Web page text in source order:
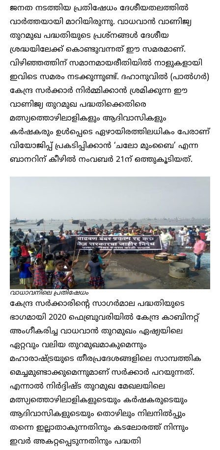
ജനത നടത്തിയ പ്രതിഷേധം ദേശീയതലത്തിൽ
വാർത്തയായി മാറിയിരുന്നു. വാധവാൻ വാണിജ്യ
തുറമുഖ പദ്ധതിയുടെ പ്രശ്നങ്ങൾ ദേശീയ
ശ്രദ്ധയിലേക്ക് കൊണ്ടുവന്നത് ഈ സമരമാണ്.
വിഴിഞ്ഞത്തിന് സമാനമായരീതിയിൽ നാളുകളായി
ഇവിടെ സമരം നടക്കുന്നുണ്ട്. ദഹാനുവിൽ (പാൽഗർ)
കേന്ദ്ര സർക്കാർ നിർമ്മിക്കാൻ ശ്രമിക്കുന്ന ഈ
വാണിജ്യ തുറമുഖ പദ്ധതിക്കെതിരെ
മത്സ്യത്തൊഴിലാളികളും ആദിവാസികളും
കർഷകരും ഉൾപ്പെടെ ഏഴായിരത്തിലധികം പേരാണ്
വിയോജിപ്പ് പ്രകടിപ്പിക്കാൻ ‘ചലോ മുംബൈ’ എന്ന
ബാനറിന് കീഴിൽ നംവബർ 21ന് ഒത്തുകൂടിയത്.
വാധാവനിലെ പ്രതിഷേധം
കേന്ദ്ര സർക്കാരിന്റെ സാഗർമാല പദ്ധതിയുടെ
ഭാഗമായി 2020 ഫെബ്രുവരിയിൽ കേന്ദ്ര കാബിനറ്റ്
അംഗീകരിച്ച വാധവാൻ തുറമുഖം ഏഷ്യയിലെ
ഏറ്റവും വലിയ തുറമുഖമാകുമെന്നും
മഹാരാഷ്ട്രയുടെ തീരപ്രദേശങ്ങളിലെ സാമ്പത്തിക
മെച്ചമുണ്ടാക്കുമെന്നുമാണ് സർക്കാർ പറയുന്നത്.
എന്നാൽ നിർദ്ദിഷ്ട തുറമുഖ മേഖലയിലെ
മത്സ്യത്തൊഴിലാളികളുടെയും കർഷക‌രുടെയും
ആദിവാസികളുടെയും തൊഴിലും നിലനിൽപ്പും
തന്നെ ഇല്ലാതാകുന്നതിനും കടലോരത്ത് നിന്നും
ഇവർ അകറ്റപ്പെടുന്നതിനും പദ്ധതി